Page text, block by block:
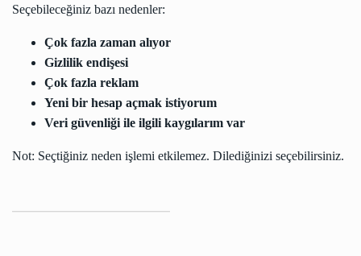
Seçebileceğiniz bazı nedenler:
Çok fazla zaman alıyor
Gizlilik endişesi
Çok fazla reklam
Yeni bir hesap açmak istiyorum
Veri güvenliği ile ilgili kaygılarım var
Not: Seçtiğiniz neden işlemi etkilemez. Dilediğinizi seçebilirsiniz.